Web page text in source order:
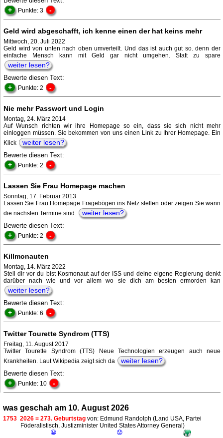
+ Punkte: 3 -
Geld wird abgeschafft, ich kenne einen der hat keins mehr
Mittwoch, 20. Juli 2022
Geld wird von unten nach oben umverteilt. Und das ist auch gut so. denn der
einfache Mensch kann mit Geld gar nicht umgehen. Statt zu spare
weiter lesen?
Bewerte diesen Text:
+ Punkte: 2 -
Nie mehr Passwort und Login
Montag, 24. März 2014
Auf Wunsch richten wir ihre Homepage so ein, dass sie sich nicht mehr
einloggen müssen. Sie bekommen von uns einen Link zu Ihrer Homepage. Ein
Klick
weiter lesen?
Bewerte diesen Text:
+ Punkte: 2 -
Lassen Sie Frau Homepage machen
Sonntag, 17. Februar 2013
Lassen Sie Frau Homepage Fragebögen ins Netz stellen oder zeigen Sie wann
die nächsten Termine sind.
weiter lesen?
Bewerte diesen Text:
+ Punkte: 2 -
Killmonauten
Montag, 14. März 2022
Stell dir vor du bist Kosmonaut auf der ISS und deine eigene Regierung denkt
darüber nach wie und vor allem wo sie dich am besten ermorden kan
weiter lesen?
Bewerte diesen Text:
+ Punkte: 6 -
Twitter Tourette Syndrom (TTS)
Freitag, 11. August 2017
Twitter Tourette Syndrom (TTS) Neue Technologien erzeugen auch neue
Krankheiten. Laut Wikipedia zeigt sich da
weiter lesen?
Bewerte diesen Text:
+ Punkte: 10 -
was geschah am 10. August 2026
1753 2026 = 273. Geburtstag von: Edmund Randolph (Land USA, Partei
Föderalistisch, Justizminister United States Attorney General)
😀
😟